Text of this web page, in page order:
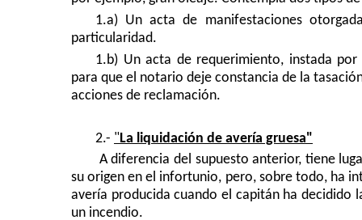
1.a) Un acta de manifestaciones
particularidad.
1.b) Un acta de requerimiento, instada
para que el notario deje constancia de la
acciones de reclamación.
2.- " La liquidación de avería gruesa"
A diferencia del supuesto anterior, tiene
su origen en el infortunio, pero, sobre todo, ha
avería producida cuando el capitán ha decidido
un incendio.